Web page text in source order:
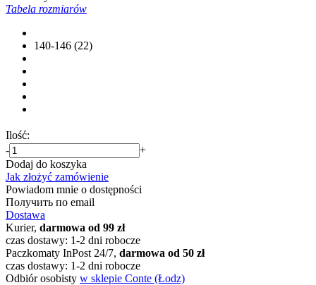
Tabela rozmiarów
140-146 (22)
Ilość:
-
+
Dodaj do koszyka
Jak złożyć zamówienie
Powiadom mnie o dostępności
Получить по email
Dostawa
Kurier, darmowa od 99 zł
czas dostawy: 1-2 dni robocze
Paczkomaty InPost 24/7, darmowa od 50 zł
czas dostawy: 1-2 dni robocze
Odbiór osobisty w sklepie Conte (Łodz)